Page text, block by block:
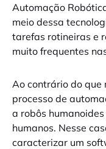
Automação
meio dessa
tarefas rotineiras e
muito frequentes
Ao contrário do
processo de
a robôs
humanos. Nesse
caracterizar um